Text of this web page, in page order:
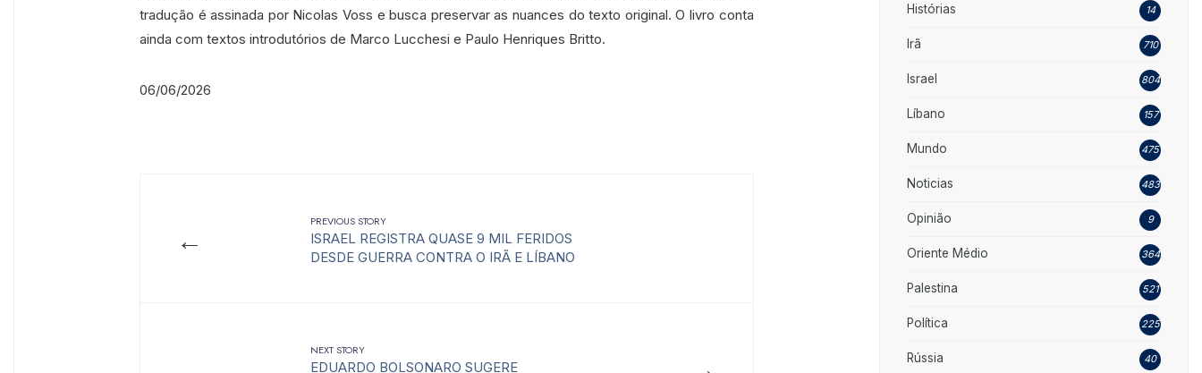
tradução é assinada por Nicolas Voss e busca preservar as nuances do texto original. O livro conta
ainda com textos introdutórios de Marco Lucchesi e Paulo Henriques Britto.
06/06/2026
←
PREVIOUS STORY
ISRAEL REGISTRA QUASE 9 MIL FERIDOS
DESDE GUERRA CONTRA O IRÃ E LÍBANO
NEXT STORY
EDUARDO BOLSONARO SUGERE
Histórias 14
Irã 710
Israel 804
Líbano 157
Mundo 475
Noticias 483
Opinião 9
Oriente Médio 364
Palestina 521
Política 225
Rússia 40